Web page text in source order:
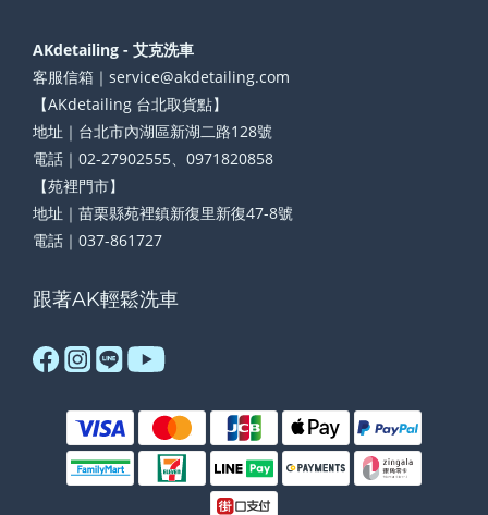
AKdetailing - 艾克洗車
客服信箱｜service@akdetailing.com
【AKdetailing 台北取貨點】
地址｜台北市內湖區新湖二路128號
電話｜02-27902555、0971820858
【苑裡門市】
地址｜苗栗縣苑裡鎮新復里新復47-8號
電話｜037-861727
跟著AK輕鬆洗車